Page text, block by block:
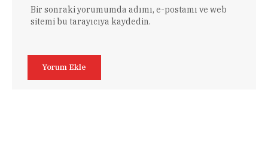
Bir sonraki yorumumda adımı, e-postamı ve web
sitemi bu tarayıcıya kaydedin.